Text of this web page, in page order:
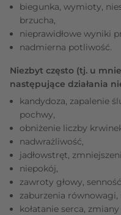
biegunka, wymioty,
brzucha,
nieprawidłowe wyniki
nadmierna potliwość.
Niezbyt często (tj. u
następujące działania
kandydoza, zapalenie
pochwy,
obniżenie liczby
nadwrażliwość,
jadłowstręt,
niepokój,
zawroty głowy,
zaburzenia równowagi,
kołatanie serca,